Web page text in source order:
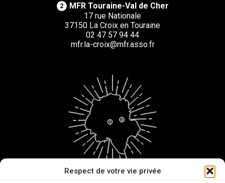
Respect de votre vie privée
2
MFR Touraine-Val de Cher
17 rue Nationale
37150 La Croix en Touraine
02 47 57 94 44
mfr.la-croix@mfr.asso.fr